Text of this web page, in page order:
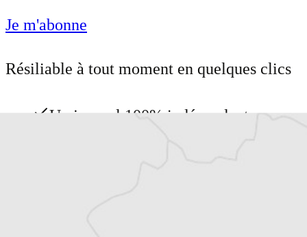
Je m'abonne
Résiliable à tout moment en quelques clics
Un journal 100% indépendant